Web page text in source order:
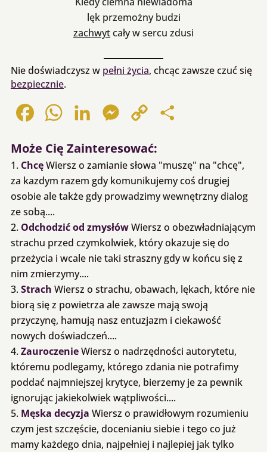
lęk przemożny budzi
zachwytcały w sercu zdusi
Nie doświadczysz w pełni życia, chcąc zawsze czuć się
bezpiecznie.
FacebookWhatsAppLinkedInMessenger
Copy
Może Cię Zainteresować:
ChcęWiersz o zamianie słowa "muszę" na "chcę",
za kazdym razem gdy komunikujemy coś drugiej
osobie ale także gdy prowadzimy wewnętrzny dialog
ze sobą....
Odchodzić od zmysłówWiersz o obezwładniającym
strachu przed czymkolwiek, który okazuje się do
przeżycia i wcale nie taki straszny gdy w końcu się z
nim zmierzymy....
Strach Wiersz o strachu, obawach, lękach, które nie
biorą się z powietrza ale zawsze mają swoją
przyczynę, hamują nasz entuzjazm i ciekawość
nowych doświadczeń....
ZauroczenieWiersz o nadrzędności autorytetu,
któremu podlegamy, którego zdania nie potrafimy
poddać najmniejszej krytyce, bierzemy je za pewnik
ignorując jakiekolwiek wątpliwości....
Męska decyzja Wiersz o prawidłowym rozumieniu
czym jest szczęście, docenianiu siebie i tego co już
mamy każdego dnia, najpełniej i najlepiej jak tylko